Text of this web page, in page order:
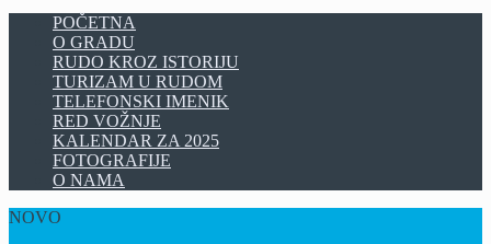
POČETNA
O GRADU
RUDO KROZ ISTORIJU
TURIZAM U RUDOM
TELEFONSKI IMENIK
RED VOŽNJE
KALENDAR ZA 2025
FOTOGRAFIJE
O NAMA
NOVO